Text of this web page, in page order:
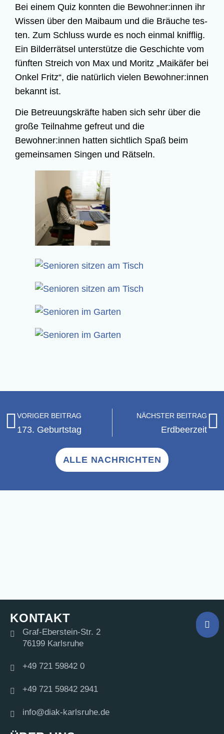
Bei einem Quiz konn­ten die Bewohner:innen ihr
Wis­sen über den Mai­baum und die Bräu­che tes­
ten. Zum Schluss wur­de es noch ein­mal kniff­lig.
Ein Bil­der­rät­sel unter­stüt­ze die Geschich­te vom
fünf­ten Streich von Max und Moritz „Mai­kä­fer bei
Onkel Fritz“, die natür­lich vie­len Bewohner:innen
bekannt ist.
Die Betreu­ungs­kräf­te haben sich sehr über die
gro­ße Teil­nah­me gefreut und die
Bewohner:innen hat­ten sicht­lich Spaß beim
gemein­sa­men Sin­gen und Rätseln.
VORIGER BEITRAG
173. Geburts­tag
NÄCHSTER BEITRAG
Erd­beer­zeit
ALLE NACHRICHTEN
KONTAKT
Graf-Eberstein-Str. 2
76199 Karlsruhe
+49 721 59842 0
+49 721 59842 2941
info@diak-karlsruhe.de